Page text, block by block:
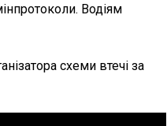
Водіям
схеми втечі за